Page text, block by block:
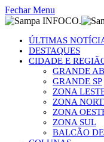
Fechar Menu
ÚLTIMAS
DESTAQUES
CIDADE E
GRANDE
GRANDE SP
ZONA
ZONA
ZONA
ZONA SUL
BALCÃO